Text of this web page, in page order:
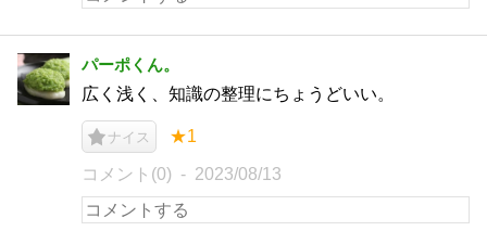
パーポくん。
広く浅く、知識の整理にちょうどいい。
ナイス ★1
コメント(0) 2023/08/13